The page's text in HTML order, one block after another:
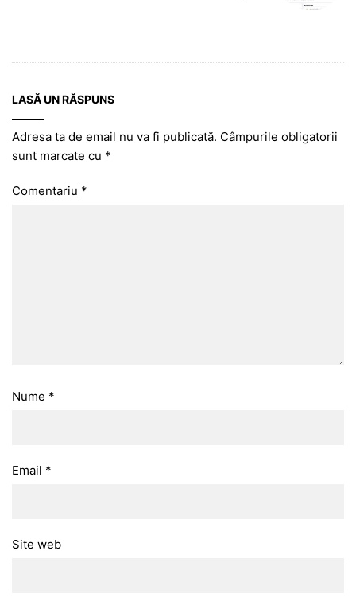
LASĂ UN RĂSPUNS
Adresa ta de email nu va fi publicată. Câmpurile obligatorii
sunt marcate cu *
Comentariu *
Nume *
Email *
Site web